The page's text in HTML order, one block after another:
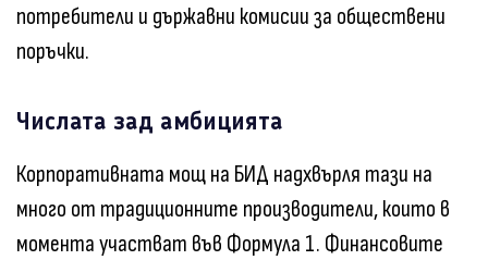
потребители и държавни комисии за обществени
поръчки.
Числата зад амбицията
Корпоративната мощ на БИД надхвърля тази на
много от традиционните производители, които в
момента участват във Формула 1. Финансовите